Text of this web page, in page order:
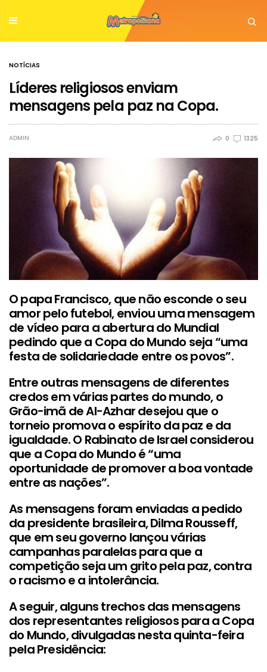
NOTÍCIAS
Líderes religiosos enviam
mensagens pela paz na Copa.
ADMIN 0 1325
O papa Francisco, que não esconde o seu
amor pelo futebol, enviou uma mensagem
de vídeo para a abertura do Mundial
pedindo que a Copa do Mundo seja “uma
festa de solidariedade entre os povos”.
Entre outras mensagens de diferentes
credos em várias partes do mundo, o
Grão-imã de Al-Azhar desejou que o
torneio promova o espírito da paz e da
igualdade. O Rabinato de Israel considerou
que a Copa do Mundo é “uma
oportunidade de promover a boa vontade
entre as nações”.
As mensagens foram enviadas a pedido
da presidente brasileira, Dilma Rousseff,
que em seu governo lançou várias
campanhas paralelas para que a
competição seja um grito pela paz, contra
o racismo e a intolerância.
A seguir, alguns trechos das mensagens
dos representantes religiosos para a Copa
do Mundo, divulgadas nesta quinta-feira
pela Presidência: